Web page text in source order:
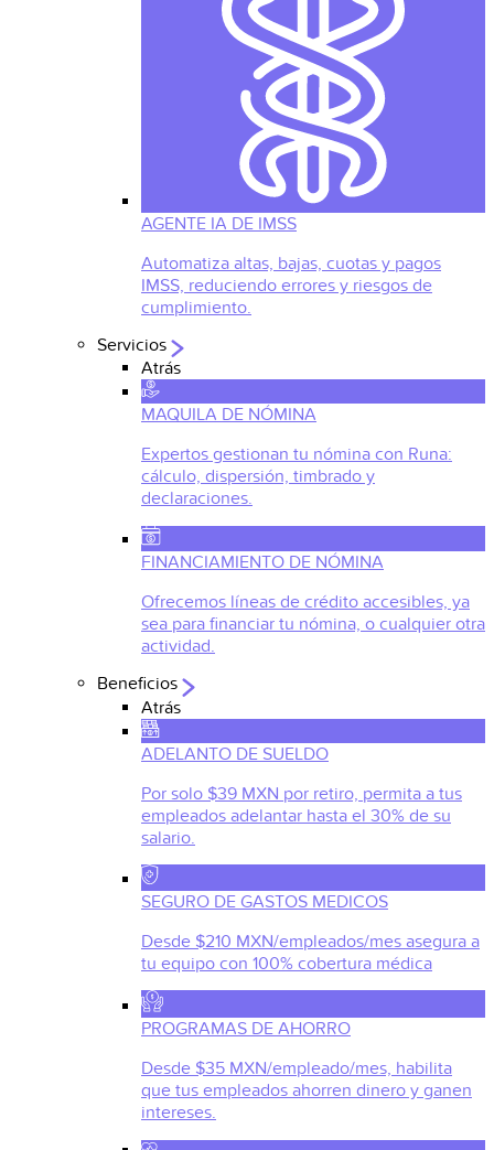
AGENTE IA DE IMSS
Automatiza altas, bajas, cuotas y pagos
IMSS, reduciendo errores y riesgos de
cumplimiento.
Servicios
Atrás
MAQUILA DE NÓMINA
Expertos gestionan tu nómina con Runa:
cálculo, dispersión, timbrado y
declaraciones.
FINANCIAMIENTO DE NÓMINA
Ofrecemos líneas de crédito accesibles, ya
sea para financiar tu nómina, o cualquier otra
actividad.
Beneficios
Atrás
ADELANTO DE SUELDO
Por solo $39 MXN por retiro, permita a tus
empleados adelantar hasta el 30% de su
salario.
SEGURO DE GASTOS MEDICOS
Desde $210 MXN/empleados/mes asegura a
tu equipo con 100% cobertura médica
PROGRAMAS DE AHORRO
Desde $35 MXN/empleado/mes, habilita
que tus empleados ahorren dinero y ganen
intereses.